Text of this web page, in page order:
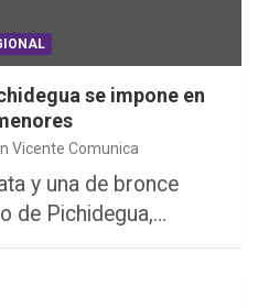
se impone en
Vicente Comunica
y una de bronce
de Pichidegua,…